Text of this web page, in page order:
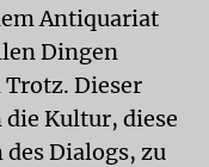
Antiquariat
Dingen
Dieser
Kultur, diese
Dialogs, zu